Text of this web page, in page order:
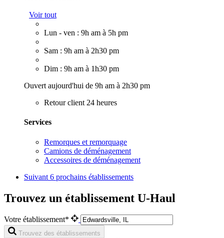
Voir tout
Lun - ven : 9h am à 5h pm
Sam : 9h am à 2h30 pm
Dim : 9h am à 1h30 pm
Ouvert aujourd'hui de 9h am à 2h30 pm
Retour client 24 heures
Services
Remorques et remorquage
Camions de déménagement
Accessoires de déménagement
Suivant 6 prochains établissements
Trouvez un établissement U-Haul
Votre établissement*
Trouvez des établissements